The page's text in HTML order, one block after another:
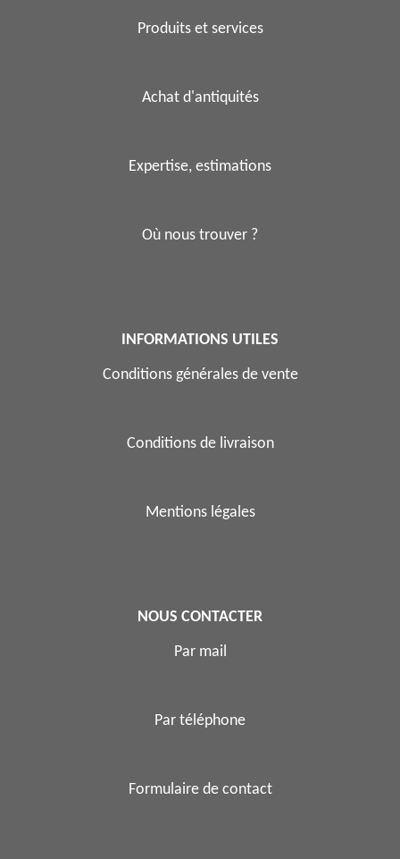
Produits et services
Achat d'antiquités
Expertise, estimations
Où nous trouver ?
INFORMATIONS UTILES
Conditions générales de vente
Conditions de livraison
Mentions légales
NOUS CONTACTER
Par mail
Par téléphone
Formulaire de contact